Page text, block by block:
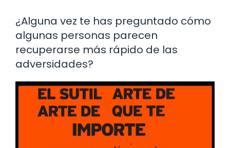
¿Alguna vez te has preguntado cómo
algunas personas parecen
recuperarse más rápido de las
adversidades?